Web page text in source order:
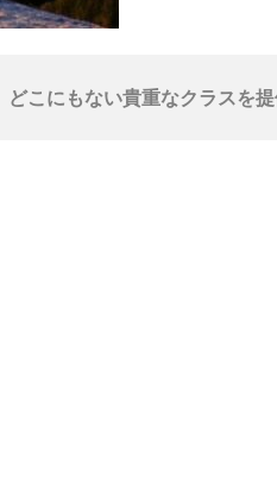
どこにもない貴重なクラスを提